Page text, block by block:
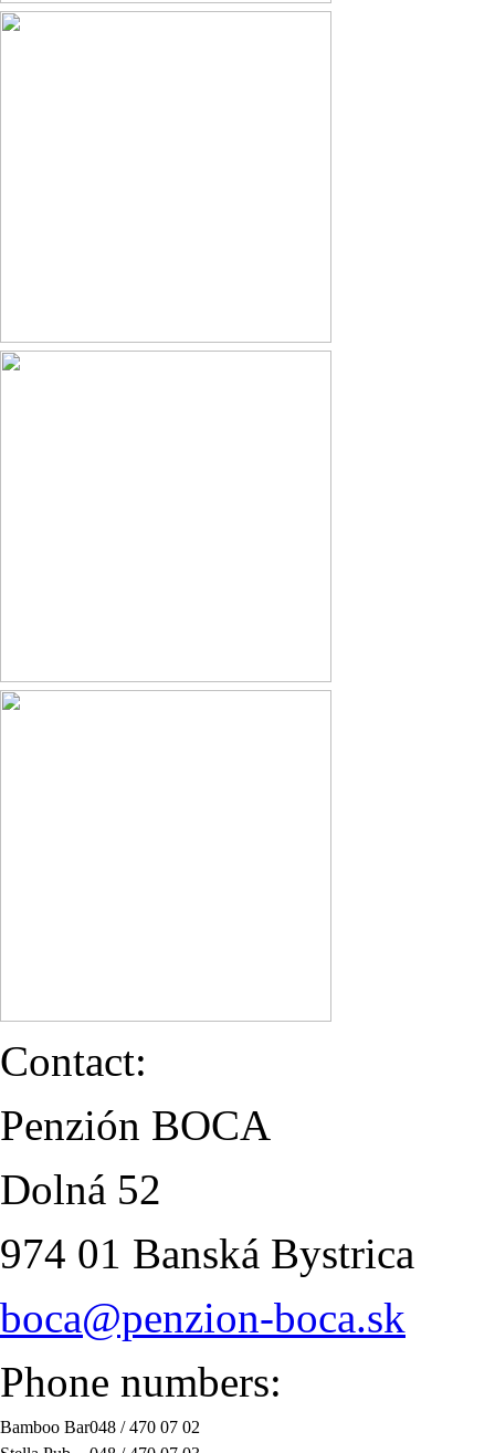
Contact:
Penzión BOCA
Dolná 52
974 01 Banská Bystrica
boca@penzion-boca.sk
Phone numbers:
Bamboo Bar048 / 470 07 02